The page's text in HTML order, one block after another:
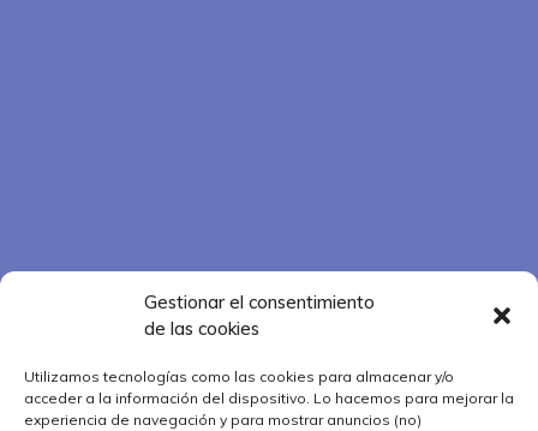
Gestionar el consentimiento
de las cookies
Utilizamos tecnologías como las cookies para almacenar y/o
acceder a la información del dispositivo. Lo hacemos para mejorar la
experiencia de navegación y para mostrar anuncios (no)